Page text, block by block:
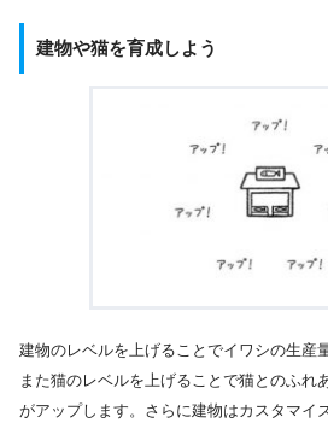
建物や猫を育成しよう
建物のレベルを上げることでイワシの生産
また猫のレベルを上げることで猫とのふれ
がアップします。さらに建物はカスタマイ